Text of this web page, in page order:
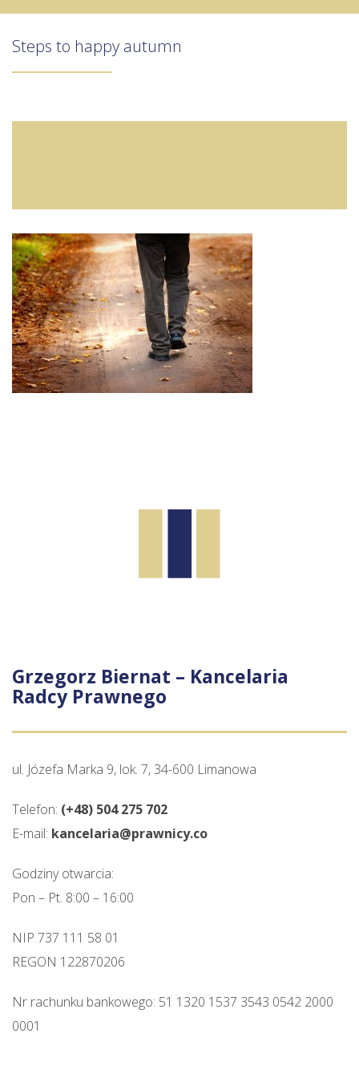
Steps to happy autumn
Grzegorz Biernat – Kancelaria
Radcy Prawnego
ul. Józefa Marka 9, lok. 7, 34-600 Limanowa
Telefon: (+48) 504 275 702
E-mail: kancelaria@prawnicy.co
Godziny otwarcia:
Pon – Pt. 8:00 – 16:00
NIP 737 111 58 01
REGON 122870206
Nr rachunku bankowego: 51 1320 1537 3543 0542 2000
0001